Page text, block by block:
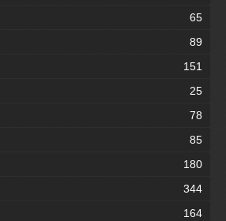
65
89
151
25
78
85
180
344
164